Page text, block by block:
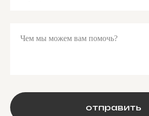
Чем мы можем вам помочь?
отправить